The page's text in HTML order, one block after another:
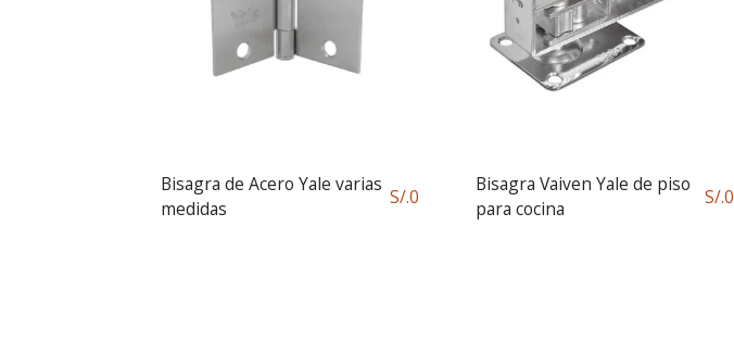
Bisagra de Acero Yale varias
medidas
S/.0
Bisagra Vaiven Yale de piso
para cocina
S/.0